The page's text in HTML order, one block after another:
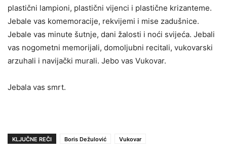
plastični lampioni, plastični vijenci i plastične krizanteme.
Jebale vas komemoracije, rekvijemi i mise zadušnice.
Jebale vas minute šutnje, dani žalosti i noći svijeća. Jebali
vas nogometni memorijali, domoljubni recitali, vukovarski
arzuhali i navijački murali. Jebo vas Vukovar.
Jebala vas smrt.
KLJUČNE REČI Boris Dežulović Vukovar